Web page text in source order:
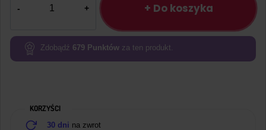
Wzmacniacz
PAM8403
5V
+ Do koszyka
Zdobądź 679 Punktów za ten produkt.
KORZYŚCI
30 dni na zwrot